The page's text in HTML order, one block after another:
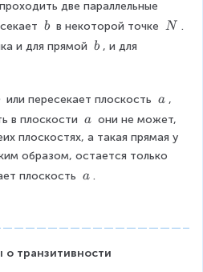
две параллельные
\
\
b в некоторой точке \
N .
и для прямой \
b , и для
или пересекает плоскость \
\
a ,
в плоскости \
\
a
a они не может,
плоскостях, а такая прямая у
образом, остается только
плоскость \
a .
о транзитивности